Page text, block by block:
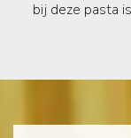
bij deze pasta